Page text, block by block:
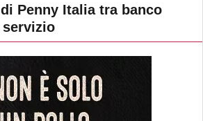
Penny Italia tra banco